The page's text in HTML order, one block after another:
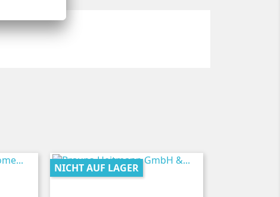
NICHT AUF LAGER